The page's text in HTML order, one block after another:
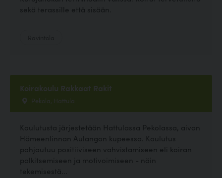
sekä terassille että sisään.
Koirakoulu Rakkaat Rakit
Pekola, Hattula
Koulutusta järjestetään Hattulassa Pekolassa, aivan
Hämeenlinnan Aulangon kupeessa. Koulutus
pohjautuu positiiviseen vahvistamiseen eli koiran
palkitsemiseen ja motivoimiseen - näin
tekemisestä...